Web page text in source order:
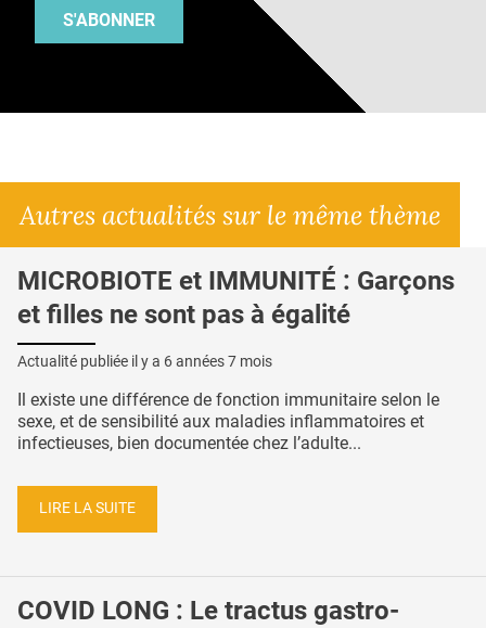
S'ABONNER
Autres actualités sur le même thème
MICROBIOTE et IMMUNITÉ : Garçons
et filles ne sont pas à égalité
Actualité publiée il y a 6 années 7 mois
Il existe une différence de fonction immunitaire selon le
sexe, et de sensibilité aux maladies inflammatoires et
infectieuses, bien documentée chez l’adulte...
LIRE LA SUITE
COVID LONG : Le tractus gastro-